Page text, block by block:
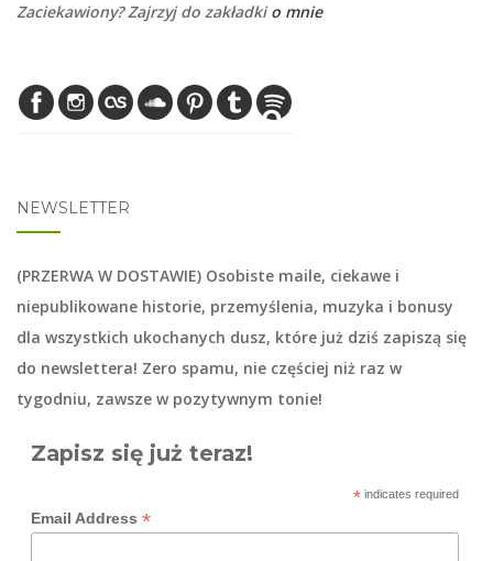
Zaciekawiony? Zajrzyj do zakładkio mnie
NEWSLETTER
(PRZERWA W DOSTAWIE) Osobiste maile, ciekawe i
niepublikowane historie, przemyślenia, muzyka i bonusy
dla wszystkich ukochanych dusz, które już dziś zapiszą się
do newslettera! Zero spamu, nie częściej niż raz w
tygodniu, zawsze w pozytywnym tonie!
Zapisz się już teraz!
*indicates required
Email Address *